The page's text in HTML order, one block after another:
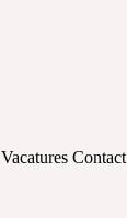
Vacatures Contact